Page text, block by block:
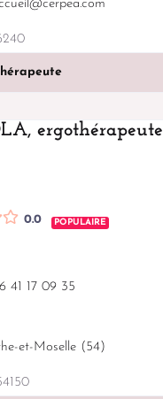
ergothérapeute
0.0 POPULAIRE
41 17 09 35
et-Moselle (54)